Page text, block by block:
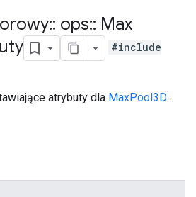
:: ops:: Max
#include
atrybuty dla MaxPool3D .